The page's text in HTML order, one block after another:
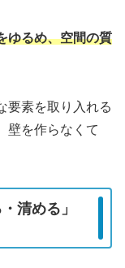
ゆるめ、空間の質
要素を取り入れる
壁を作らなくて
清める」